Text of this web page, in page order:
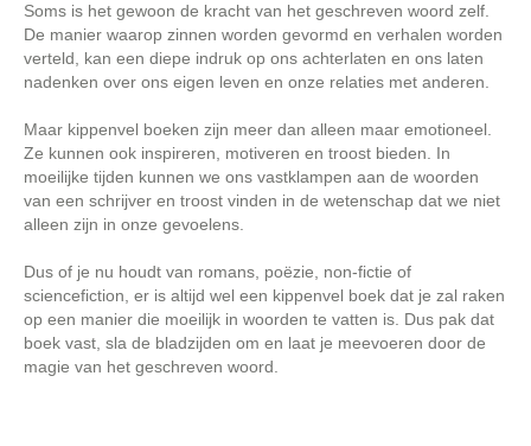
Soms is het gewoon de kracht van het geschreven woord zelf.
De manier waarop zinnen worden gevormd en verhalen worden
verteld, kan een diepe indruk op ons achterlaten en ons laten
nadenken over ons eigen leven en onze relaties met anderen.
Maar kippenvel boeken zijn meer dan alleen maar emotioneel.
Ze kunnen ook inspireren, motiveren en troost bieden. In
moeilijke tijden kunnen we ons vastklampen aan de woorden
van een schrijver en troost vinden in de wetenschap dat we niet
alleen zijn in onze gevoelens.
Dus of je nu houdt van romans, poëzie, non-fictie of
sciencefiction, er is altijd wel een kippenvel boek dat je zal raken
op een manier die moeilijk in woorden te vatten is. Dus pak dat
boek vast, sla de bladzijden om en laat je meevoeren door de
magie van het geschreven woord.